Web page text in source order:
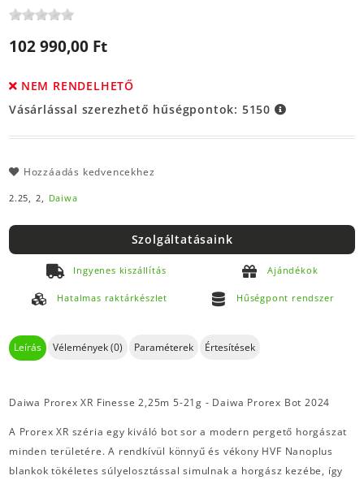
102 990,00 Ft
NEM RENDELHETŐ
Vásárlással szerezhető hűségpontok: 5150
Hozzáadás kedvencekhez
2.25, 2, Daiwa
Szolgáltatásaink
Ingyenes kiszállítás Ajándékok
Hatalmas raktárkészlet Hűségpont rendszer
Leírás Vélemények (0) Paraméterek Értesítések
Daiwa Prorex XR Finesse 2,25m 5-21g - Daiwa Prorex Bot 2024
A Prorex XR széria egy kiváló bot sor a modern pergető horgászat
minden területére. A rendkívül könnyű és vékony HVF Nanoplus
blankok tökéletes súlyelosztással simulnak a horgász kezébe, így